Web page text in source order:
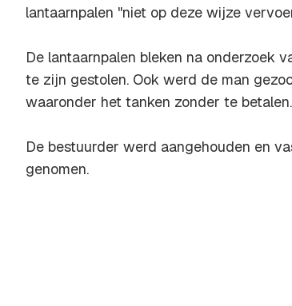
lantaarnpalen "niet op deze wijze
De lantaarnpalen bleken na onderzoek
te zijn gestolen. Ook werd de man
waaronder het tanken zonder te betalen.
De bestuurder werd aangehouden en
genomen.